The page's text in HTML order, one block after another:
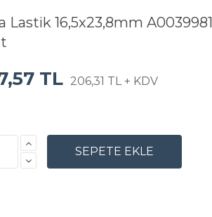
Lastik 16,5x23,8mm
TL 206,31 TL + KDV